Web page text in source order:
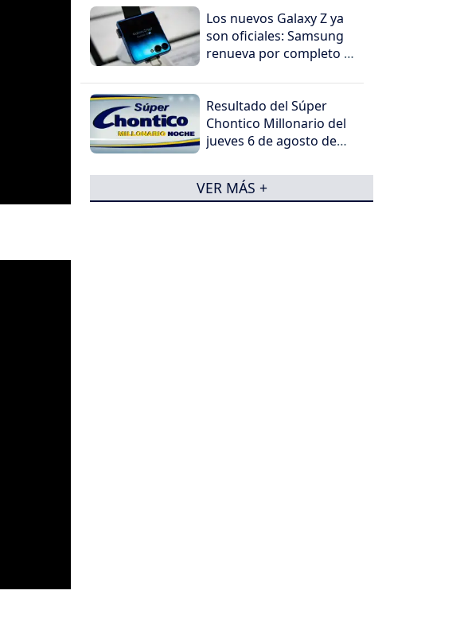
Los nuevos Galaxy Z ya
son oficiales: Samsung
renueva por completo su
plegables
Resultado del Súper
Chontico Millonario del
jueves 6 de agosto de
VER MÁS +